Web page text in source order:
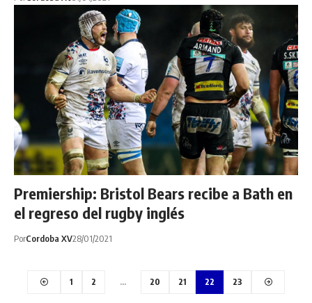
Premiership: Bristol Bears recibe a Bath en
el regreso del rugby inglés
PorCordoba XV28/01/2021
1 2 … 20 21 22 23